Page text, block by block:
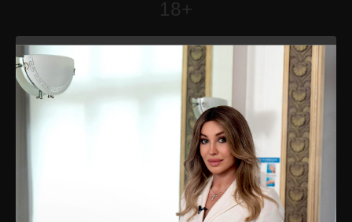
18+
Найти
НАВИГАЦИЯ ПО
САЙТУ